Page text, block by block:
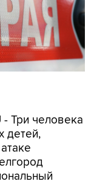
- Три человека
детей,